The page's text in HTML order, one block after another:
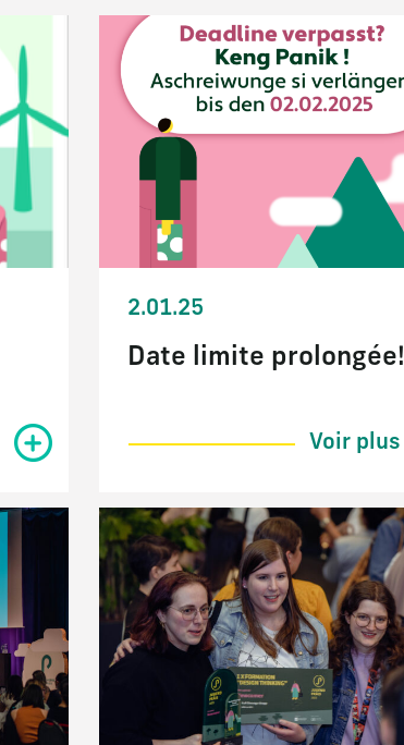
2.01.25
Date limite prolongée!
Voir plus